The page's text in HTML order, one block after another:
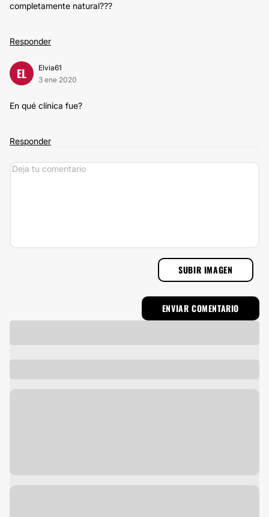
completamente natural???
Responder
EL
Elvia61
3 ene 2020
En qué clínica fue?
Responder
SUBIR IMAGEN